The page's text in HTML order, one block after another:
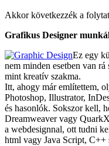
Akkor következzék a
Grafikus Designer
Ez egy
nem minden esetben van
mint kreatív szakma.
Itt, ahogy már említettem,
Photoshop, Illustrator,
és hasonlók. Sokszor kell,
Dreamweaver vagy
a webdesignnal, ott tudni
html vagy Java Script, C++